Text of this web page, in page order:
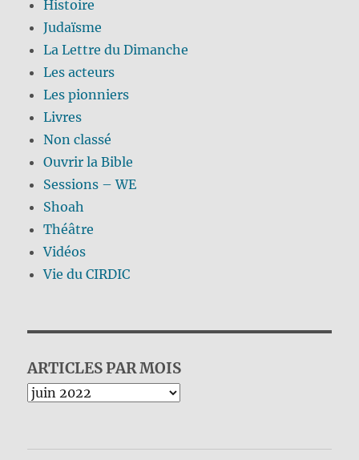
Histoire
Judaïsme
La Lettre du Dimanche
Les acteurs
Les pionniers
Livres
Non classé
Ouvrir la Bible
Sessions – WE
Shoah
Théâtre
Vidéos
Vie du CIRDIC
ARTICLES PAR MOIS
Archives